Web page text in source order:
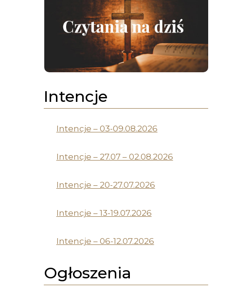
Intencje
Intencje – 03-09.08.2026
Intencje – 27.07 – 02.08.2026
Intencje – 20-27.07.2026
Intencje – 13-19.07.2026
Intencje – 06-12.07.2026
Ogłoszenia